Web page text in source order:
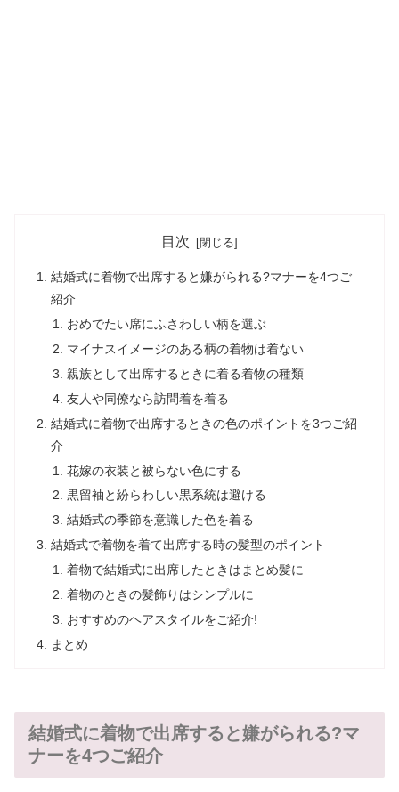
目次
結婚式に着物で出席すると嫌がられる?マナーを4つご
紹介
おめでたい席にふさわしい柄を選ぶ
マイナスイメージのある柄の着物は着ない
親族として出席するときに着る着物の種類
友人や同僚なら訪問着を着る
結婚式に着物で出席するときの色のポイントを3つご紹
介
花嫁の衣装と被らない色にする
黒留袖と紛らわしい黒系統は避ける
結婚式の季節を意識した色を着る
結婚式で着物を着て出席する時の髪型のポイント
着物で結婚式に出席したときはまとめ髪に
着物のときの髪飾りはシンプルに
おすすめのヘアスタイルをご紹介!
まとめ
結婚式に着物で出席すると嫌がられる?マ
ナーを4つご紹介